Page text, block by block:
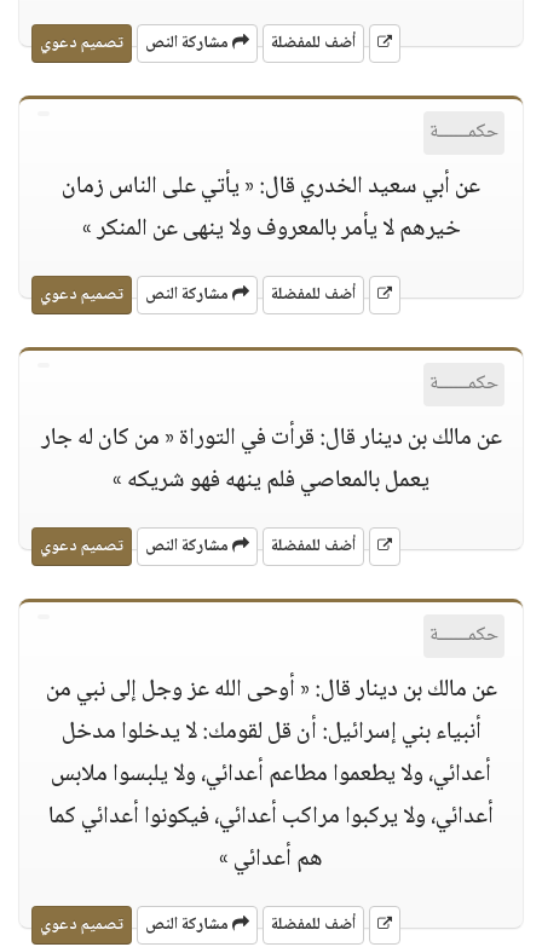
أضف للمفضلة مشاركة النص تصميم دعوي
حكمــــــة
عن أبي سعيد الخدري قال: « يأتي على الناس زمان
خيرهم لا يأمر بالمعروف ولا ينهى عن المنكر »
أضف للمفضلة مشاركة النص تصميم دعوي
حكمــــــة
عن مالك بن دينار قال: قرأت في التوراة « من كان له جار
يعمل بالمعاصي فلم ينهه فهو شريكه »
أضف للمفضلة مشاركة النص تصميم دعوي
حكمــــــة
عن مالك بن دينار قال: « أوحى الله عز وجل إلى نبي من
أنبياء بني إسرائيل: أن قل لقومك: لا يدخلوا مدخل
أعدائي، ولا يطعموا مطاعم أعدائي، ولا يلبسوا ملابس
أعدائي، ولا يركبوا مراكب أعدائي، فيكونوا أعدائي كما
هم أعدائي »
أضف للمفضلة مشاركة النص تصميم دعوي